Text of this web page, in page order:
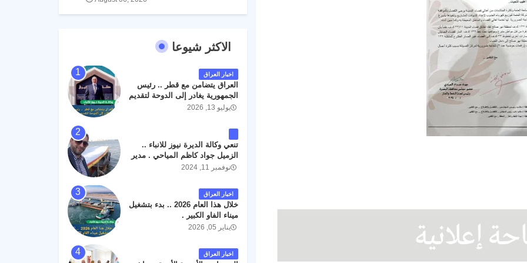
الاكثر شيوعا
اخبار العراق
العراق يتضامن مع قطر .. رئيس
الجمهورية يغادر إلى الدوحة لتقديم
واجب العزاء .
يوليو 13, 2026
تنعي وكالة الديرة نيوز للانباء ..
الزميل جواد كاظم المياحي . مدير
الخطوط الجوية العراقية السابق
البصرة الدولي اليوم الاثنين على
الطريق المؤدي من البوابة
الرئيسة الى صالة المسافرين .
حيث كان سبب الحادث يعود
لتصادم عجلته مع عجلة نوع كيا بنكو
مطار البصرة الدولي . سائلين الله
عز وجل ان يتغمد الفقيد بواسع
نوفمبر 11, 2024
اخبار العراق
خلال هذا العام 2026 .. بدء بتشغيل
ميناء الفاو الكبير .
يناير 05, 2026
اخبار العراق